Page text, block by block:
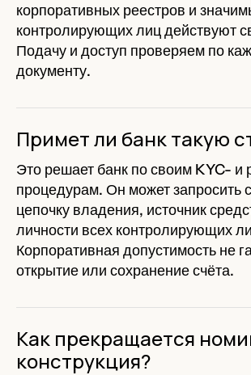
корпоративных реестров и
контролирующих лиц действуют
Подачу и доступ проверяем по
документу.
Примет ли банк такую
Это решает банк по своим KYC- и
процедурам. Он может запросить
цепочку владения, источник
личности всех контролирующих
Корпоративная допустимость не
открытие или сохранение счёта.
Как прекращается
конструкция?